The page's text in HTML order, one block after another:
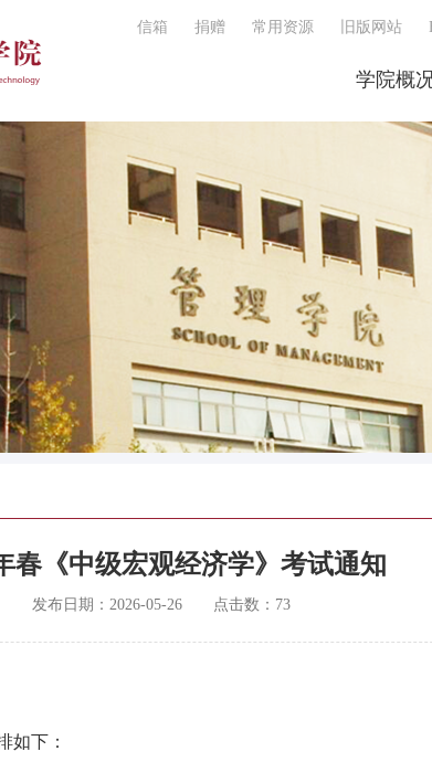
信箱 捐赠 常用资源 旧版网站
学院概
春《中级宏观经济学》考试通知
发布日期： 2026-05-26 点击数： 73
如下：